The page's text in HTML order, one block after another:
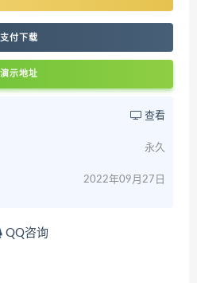
支付下载
演示地址
查看
永久
2022年09月27日
QQ咨询